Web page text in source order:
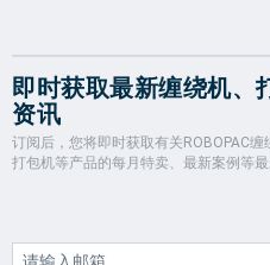
即时获取最新缠绕机、
资讯
订阅后，您将即时获取有关ROBOPAC
打包机等产品的每月特卖、最新案例等最